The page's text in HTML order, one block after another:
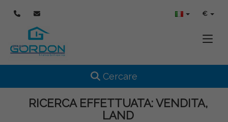
€
Toggle navigation
Cercare
RICERCA EFFETTUATA:VENDITA,
LAND